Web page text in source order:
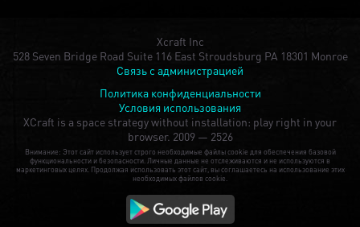
Xcraft Inc
528 Seven Bridge Road Suite 116 East Stroudsburg PA 18301 Monroe
Связь с администрацией
Политика конфиденциальности
Условия использования
XCraft is a space strategy without installation: play right in your
browser. 2009 — 2526
Внимание: Этот сайт использует строго необходимые файлы cookie для обеспечения базовой
функциональности и безопасности. Личные данные не отслеживаются и не используются в
маркетинговых целях. Продолжая использовать этот сайт, вы соглашаетесь на использование этих
необходимых файлов cookie.